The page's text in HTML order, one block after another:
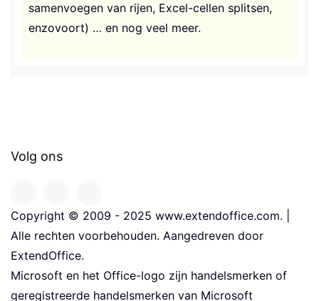
samenvoegen van rijen, Excel-cellen splitsen,
enzovoort) … en nog veel meer.
Volg ons
Copyright © 2009 - 2025 www.extendoffice.com. |
Alle rechten voorbehouden. Aangedreven door
ExtendOffice.
Microsoft en het Office-logo zijn handelsmerken of
geregistreerde handelsmerken van Microsoft